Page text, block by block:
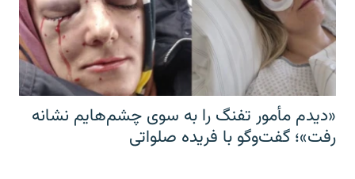
«دیدم مأمور تفنگ را به سوی چشم‌هایم نشانه
رفت»؛ گفت‌و‌گو با فریده صلواتی